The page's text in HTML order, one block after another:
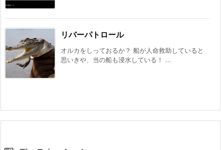
リバーパトロール
オルカをしっておるか？ 船が人命救助していると
思いきや、当の船も浸水している！ ...